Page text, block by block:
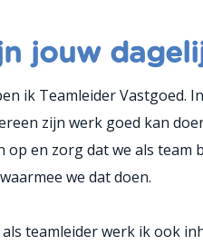
jouw
ik Teamleider Vastgoed.
zijn werk goed kan
op en zorg dat we als team
we dat doen.
teamleider werk ik ook